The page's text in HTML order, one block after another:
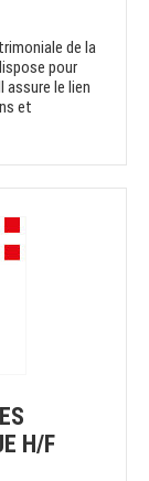
de la
pour
assure le lien
et
H/F